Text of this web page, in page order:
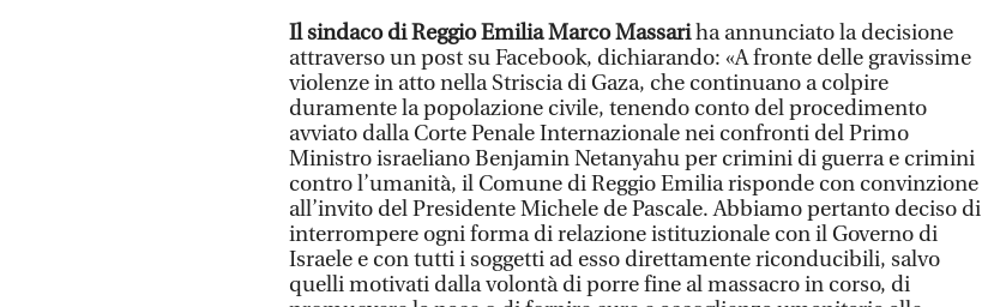
Il sindaco di Reggio Emilia Marco Massariha annunciato la decisione
attraverso un post su Facebook, dichiarando: «A fronte delle gravissime
violenze in atto nella Striscia di Gaza, che continuano a colpire
duramente la popolazione civile, tenendo conto del procedimento
avviato dalla Corte Penale Internazionale nei confronti del Primo
Ministro israeliano Benjamin Netanyahu per crimini di guerra e crimini
contro l’umanità, il Comune di Reggio Emilia risponde con convinzione
all’invito del Presidente Michele de Pascale. Abbiamo pertanto deciso di
interrompere ogni forma di relazione istituzionale con il Governo di
Israele e con tutti i soggetti ad esso direttamente riconducibili, salvo
quelli motivati dalla volontà di porre fine al massacro in corso, di